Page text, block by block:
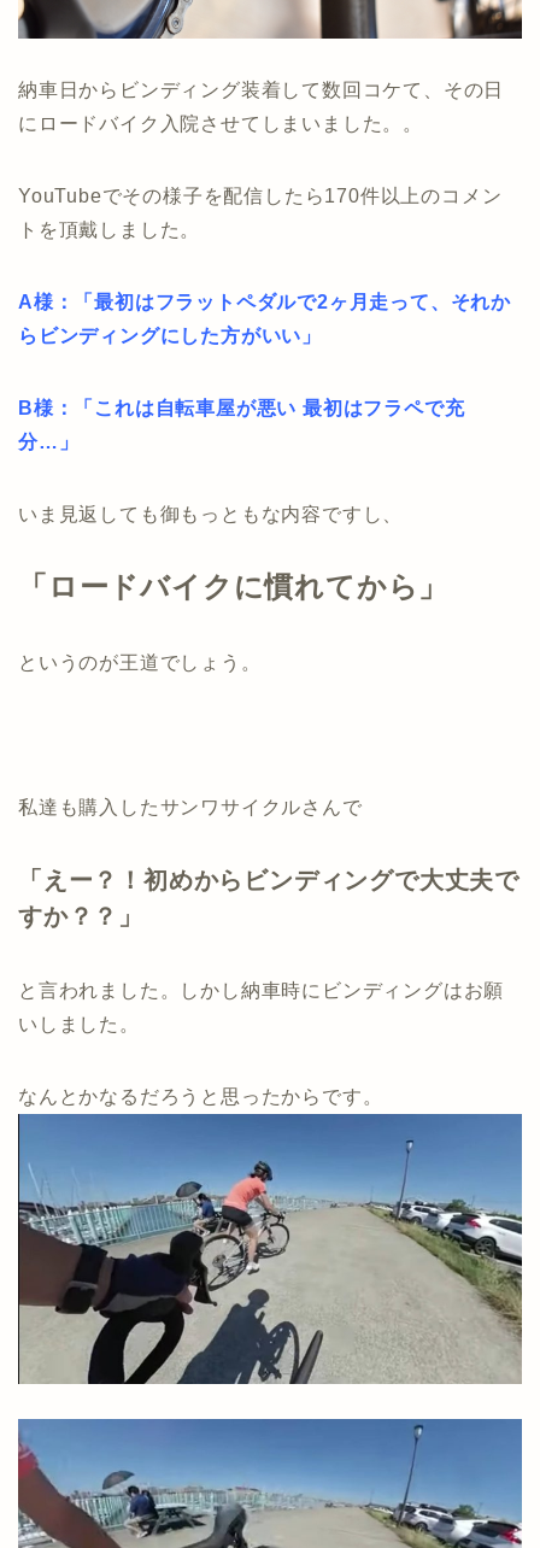
納車日からビンディング装着して数回コケて、その日
にロードバイク入院させてしまいました。。
YouTubeでその様子を配信したら170件以上のコメン
トを頂戴しました。
A様：「最初はフラットペダルで2ヶ月走って、それか
らビンディングにした方がいい」
B様：「 これは自転車屋が悪い 最初はフラペで充
分…」
いま見返しても御もっともな内容ですし、
「ロードバイクに慣れてから」
というのが王道でしょう。
私達も購入したサンワサイクルさんで
「えー？！初めからビンディングで大丈夫で
すか？？」
と言われました。しかし納車時にビンディングはお願
いしました。
なんとかなるだろうと思ったからです。